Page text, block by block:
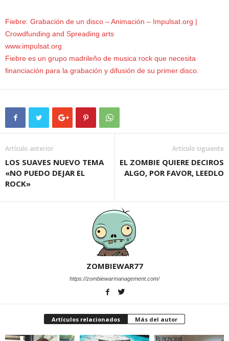
Fiebre: Grabación de un disco – Animación – Impulsat.org |
Crowdfunding and Spreading arts
www.impulsat.org
Fiebre es un grupo madrileño de musica rock que necesita
financiación para la grabación y difusión de su primer disco.
Artículo anterior
LOS SUAVES NUEVO TEMA
«NO PUEDO DEJAR EL
ROCK»
Artículo siguiente
EL ZOMBIE QUIERE DECIROS
ALGO, POR FAVOR, LEEDLO
ZOMBIEWAR77
https://zombiewarmanagement.com/
Artículos relacionados Más del autor